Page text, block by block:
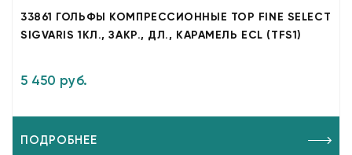
33861 ГОЛЬФЫ КОМПРЕССИОННЫЕ TOP FINE SELECT
SIGVARIS 1КЛ., ЗАКР., ДЛ., КАРАМЕЛЬ ECL (TFS1)
5 450 руб.
ПОДРОБНЕЕ